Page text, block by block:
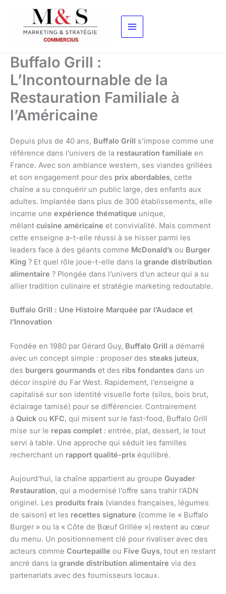
contenu
Buffalo Grill :
L’Incontournable de la
Restauration Familiale à
l’Américaine
Depuis plus de 40 ans, Buffalo Grill s’impose comme une
référence dans l’univers de la restauration familiale en
France. Avec son ambiance western, ses viandes grillées
et son engagement pour des prix abordables, cette
chaîne a su conquérir un public large, des enfants aux
adultes. Implantée dans plus de 300 établissements, elle
incarne une expérience thématique unique,
mêlant cuisine américaine et convivialité. Mais comment
cette enseigne a-t-elle réussi à se hisser parmi les
leaders face à des géants comme McDonald’s ou Burger
King ? Et quel rôle joue-t-elle dans la grande distribution
alimentaire ? Plongée dans l’univers d’un acteur qui a su
allier tradition culinaire et stratégie marketing redoutable.
Buffalo Grill : Une Histoire Marquée par l’Audace et
l’Innovation
Fondée en 1980 par Gérard Guy, Buffalo Grill a démarré
avec un concept simple : proposer des steaks juteux,
des burgers gourmands et des ribs fondantes dans un
décor inspiré du Far West. Rapidement, l’enseigne a
capitalisé sur son identité visuelle forte (silos, bois brut,
éclairage tamisé) pour se différencier. Contrairement
à Quick ou KFC, qui misent sur le fast-food, Buffalo Grill
mise sur le repas complet : entrée, plat, dessert, le tout
servi à table. Une approche qui séduit les familles
recherchant un rapport qualité-prix équilibré.
Aujourd’hui, la chaîne appartient au groupe Guyader
Restauration, qui a modernisé l’offre sans trahir l’ADN
originel. Les produits frais (viandes françaises, légumes
de saison) et les recettes signature (comme le « Buffalo
Burger » ou la « Côte de Bœuf Grillée ») restent au cœur
du menu. Un positionnement clé pour rivaliser avec des
acteurs comme Courtepaille ou Five Guys, tout en restant
ancré dans la grande distribution alimentaire via des
partenariats avec des fournisseurs locaux.